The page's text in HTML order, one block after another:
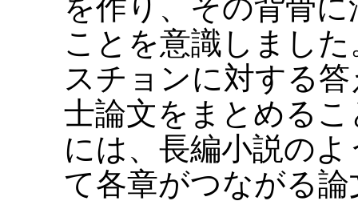
を作り、その背骨
ことを意識しまし
スチョンに対する
士論文をまとめる
には、長編小説の
て各章がつながる